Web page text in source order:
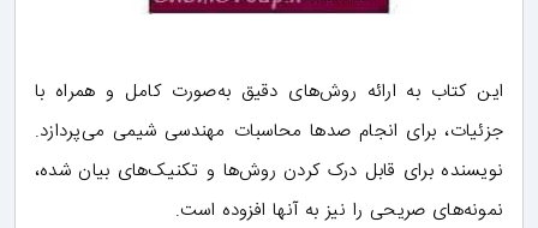
این کتاب به ارائه روش‌های دقیق به‌صورت کامل و همراه با
جزئیات، برای انجام صدها محاسبات مهندسی شیمی می‌پردازد.
نویسنده برای قابل درک کردن روش‌ها و تکنیک‌های بیان شده،
نمونه‌های صریحی را نیز به آنها افزوده است.